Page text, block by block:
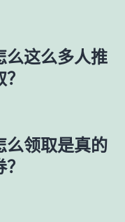
么这么多人推
么领取是真的